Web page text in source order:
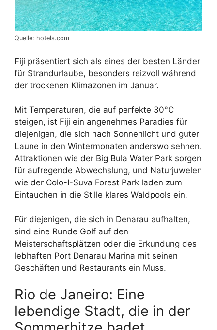
Quelle: hotels.com
Fiji präsentiert sich als eines der besten Länder
für Strandurlaube, besonders reizvoll während
der trockenen Klimazonen im Januar.
Mit Temperaturen, die auf perfekte 30°C
steigen, ist Fiji ein angenehmes Paradies für
diejenigen, die sich nach Sonnenlicht und guter
Laune in den Wintermonaten anderswo sehnen.
Attraktionen wie der Big Bula Water Park sorgen
für aufregende Abwechslung, und Naturjuwelen
wie der Colo-I-Suva Forest Park laden zum
Eintauchen in die Stille klares Waldpools ein.
Für diejenigen, die sich in Denarau aufhalten,
sind eine Runde Golf auf den
Meisterschaftsplätzen oder die Erkundung des
lebhaften Port Denarau Marina mit seinen
Geschäften und Restaurants ein Muss.
Rio de Janeiro: Eine
lebendige Stadt, die in der